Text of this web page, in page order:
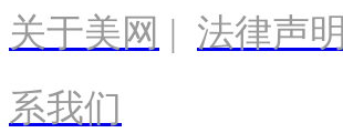
关于美网 | 法律声明
系我们